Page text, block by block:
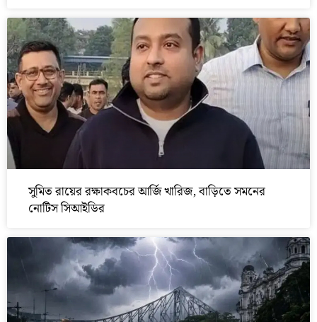
সুমিত রায়ের রক্ষাকবচের আর্জি খারিজ, বাড়িতে সমনের
নোটিস সিআইডির